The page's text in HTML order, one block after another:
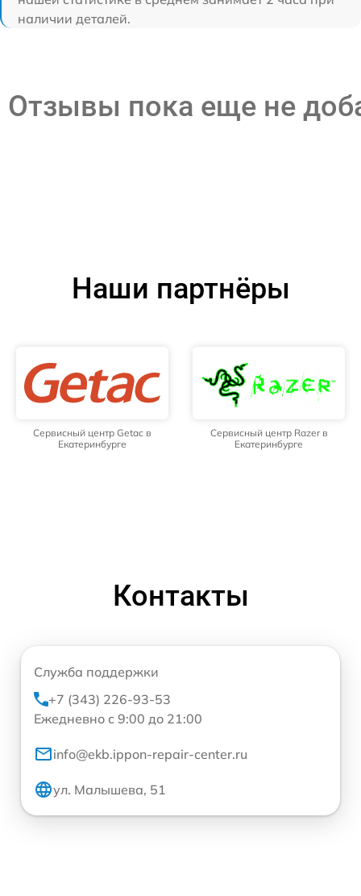
наличии деталей.
Отзывы пока еще не
Наши партнёры
Сервисный центр Getac в
Екатеринбурге
Сервисный центр Razer в
Екатеринбурге
Контакты
Служба поддержки
+7 (343) 226-93-53
Ежедневно с 9:00 до 21:00
info@ekb.ippon-repair-center.ru
ул. Малышева, 51